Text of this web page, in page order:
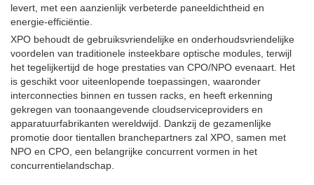
levert, met een aanzienlijk verbeterde paneeldichtheid en
energie-efficiëntie.
XPO behoudt de gebruiksvriendelijke en onderhoudsvriendelijke
voordelen van traditionele insteekbare optische modules, terwijl
het tegelijkertijd de hoge prestaties van CPO/NPO evenaart. Het
is geschikt voor uiteenlopende toepassingen, waaronder
interconnecties binnen en tussen racks, en heeft erkenning
gekregen van toonaangevende cloudserviceproviders en
apparatuurfabrikanten wereldwijd. Dankzij de gezamenlijke
promotie door tientallen branchepartners zal XPO, samen met
NPO en CPO, een belangrijke concurrent vormen in het
concurrentielandschap.